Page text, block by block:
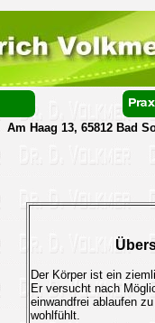
Am Haag 13, 65812 Bad
Der Körper ist ein
Er versucht nach
einwandfrei ablaufen
wohlfühlt.